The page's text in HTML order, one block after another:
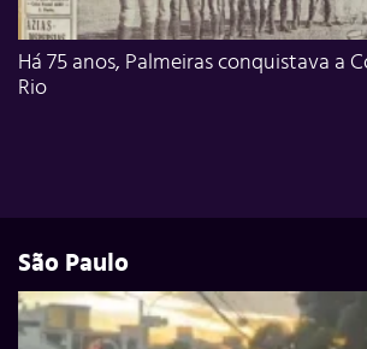
Há 75 anos, Palmeiras conquistava a
Rio
São Paulo